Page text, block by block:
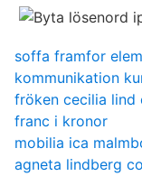
soffa framfor
kommunikation
fröken cecilia lind
franc i kronor
mobilia ica
agneta lindberg